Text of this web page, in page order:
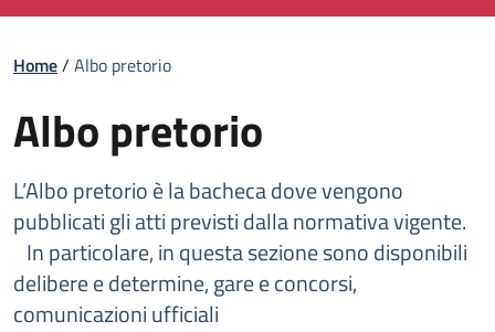
Home/ Albo pretorio
Albo pretorio
L’Albo pretorio è la bacheca dove vengono
pubblicati gli atti previsti dalla normativa vigente.
In particolare, in questa sezione sono disponibili
delibere e determine, gare e concorsi,
comunicazioni ufficiali